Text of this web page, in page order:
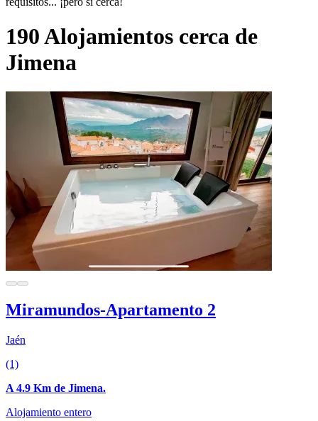
190 Alojamientos cerca de
Jimena
Miramundos-Apartamento 2
Jaén
(1)
A 4.9 Km de Jimena.
Alojamiento entero